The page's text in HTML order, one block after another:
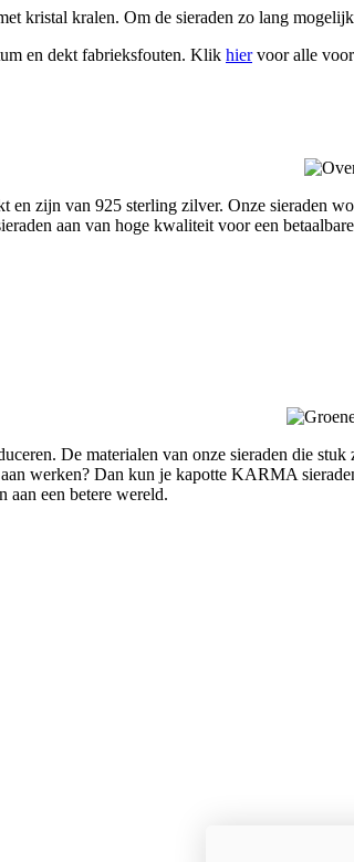
kristal kralen. Om de sieraden zo lang
en dekt fabrieksfouten. Klik hiervoor alle
zijn van 925 sterling zilver. Onze sieraden
aan van hoge kwaliteit voor een
De materialen van onze sieraden die
werken? Dan kun je kapotte KARMA
aan een betere wereld.